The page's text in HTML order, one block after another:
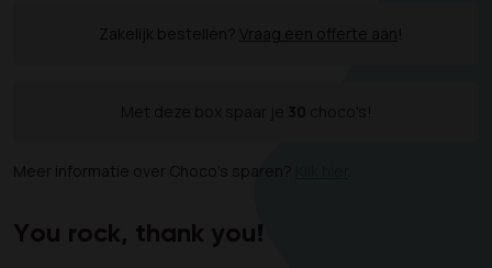
Zakelijk bestellen? Vraag een offerte aan!
Meer informatie over Choco's sparen?
You rock, thank you!